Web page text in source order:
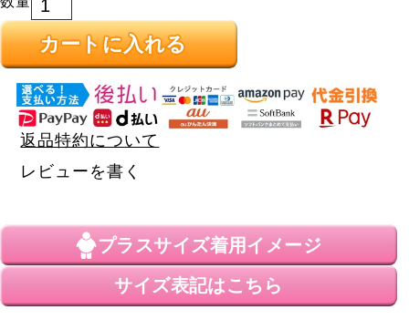
カートに入れる
返品特約について
レビューを書く
プラスサイズ着用イメージ
サイズ表記はこちら